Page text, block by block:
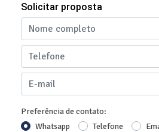
Solicitar proposta
Preferência de contato:
Whatsapp
Telefone